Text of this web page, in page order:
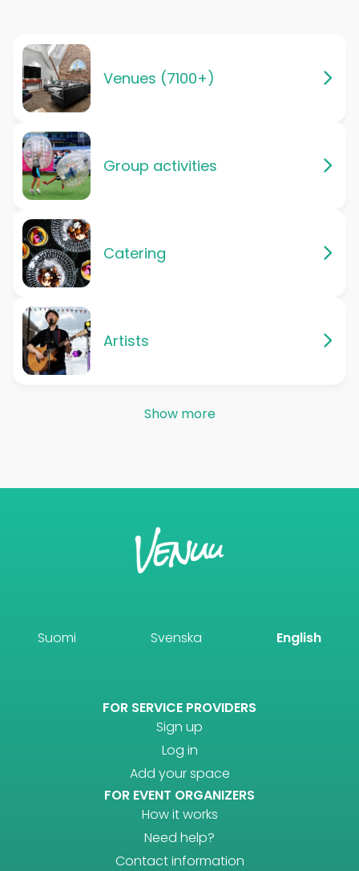
Venues (7100+)
Group activities
Catering
Artists
Show more
Suomi Svenska English
FOR SERVICE PROVIDERS
Sign up
Log in
Add your space
FOR EVENT ORGANIZERS
How it works
Need help?
Contact information